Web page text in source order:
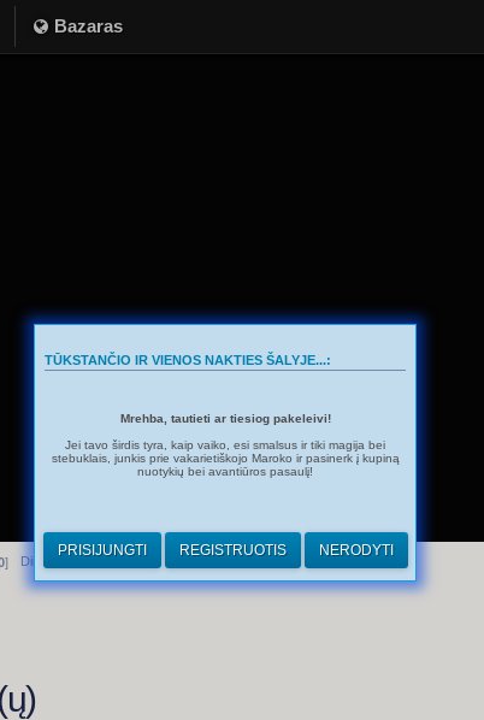
Bazaras
] Dirhamai
TŪKSTANČIO IR VIENOS NAKTIES ŠALYJE...:
Mrehba, tautieti ar tiesiog pakeleivi!
Jei tavo širdis tyra, kaip vaiko, esi smalsus ir tiki magija bei
stebuklais, junkis prie vakarietiškojo Maroko ir pasinerk į kupiną
nuotykių bei avantiūros pasaulį!
PRISIJUNGTI REGISTRUOTIS NERODYTI